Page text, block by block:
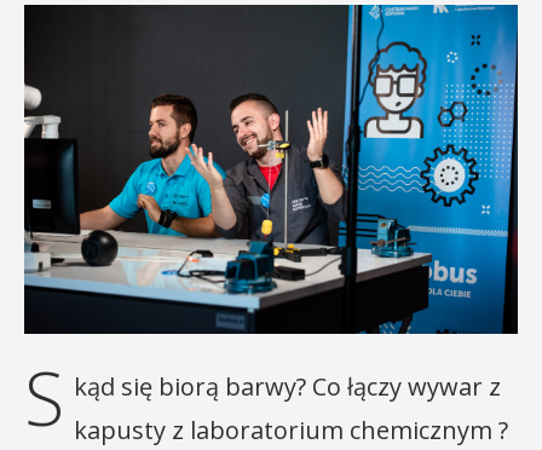
S kąd się biorą barwy? Co łączy wywar z
kapusty z laboratorium chemicznym ?